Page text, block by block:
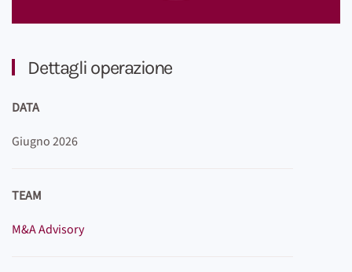
Dettagli operazione
DATA
Giugno 2026
TEAM
M&A Advisory